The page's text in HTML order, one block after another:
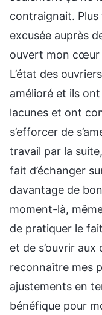
contraignait.
excusée auprès
ouvert mon cœur
L’état des
amélioré et ils
lacunes et ont
s’efforcer de
travail par la
fait d’échanger
davantage de
moment-là,
de pratiquer le
et de s’ouvrir aux
reconnaître mes
ajustements en
bénéfique pour